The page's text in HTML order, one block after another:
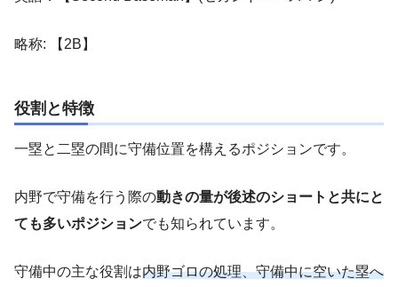
略称: 【2B】
役割と特徴
一塁と二塁の間に守備位置を構えるポジションです。
内野で守備を行う際の動きの量が後述のショートと共にと
ても多いポジションでも知られています。
守備中の主な役割は内野ゴロの処理、守備中に空いた塁へ